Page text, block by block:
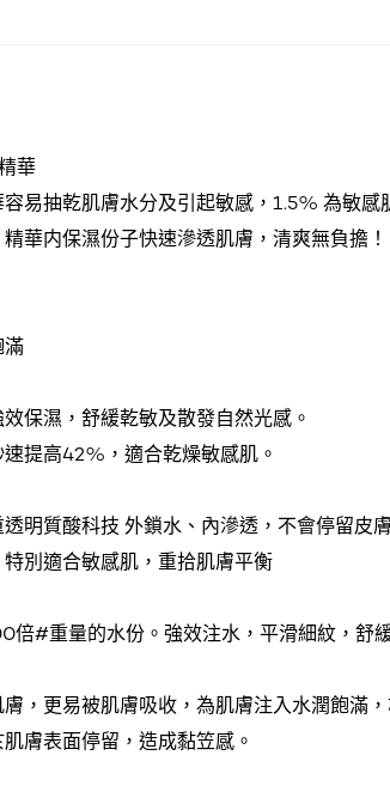
華
易抽乾肌膚水分及引起敏感，1.5% 為敏感
華内保濕份子快速滲透肌膚，清爽無負擔！
滿
保濕，舒緩乾敏及散發自然光感。
提高42%，適合乾燥敏感肌。
明質酸科技 外鎖水、內滲透，不會停留皮
別適合敏感肌，重拾肌膚平衡
倍#重量的水份。強效注水，平滑細紋，舒
，更易被肌膚吸收，為肌膚注入水潤飽滿
膚表面停留，造成黏笠感。